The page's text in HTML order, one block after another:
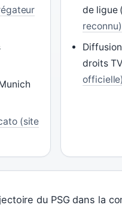
(site
de ligue (
reconnu)
droits
officielle)
du PSG dans la